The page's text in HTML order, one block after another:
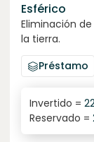
Esférico
Eliminación
la tierra.
Préstamo
6.3%
interés anual
Invertido =
Reservado =